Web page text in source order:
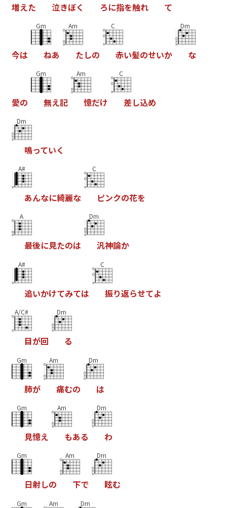
増えた 泣きぼく ろに指を触れ て
今は
Gm
ねあ
Am
たしの
C
赤い髪のせいか
Dm
な
愛の
Gm
無え記
Am
憶だけ
C
差し込め
Dm
鳴っていく
A#
あんなに綺麗な
C
ピンクの花を
A
最後に見たのは
Dm
汎神論か
A#
追いかけてみては
C
振り返らせてよ
A/C#
目が回
Dm
る
Gm
肺が
Am
痛むの
Dm
は
Gm
見憶え
Am
もある
Dm
わ
Gm
日射しの
Am
下で
Dm
眩む
Gm Am Dm